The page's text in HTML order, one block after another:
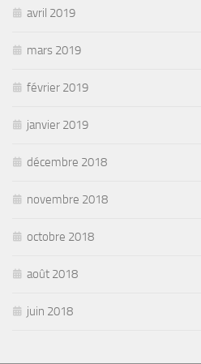
avril 2019
mars 2019
février 2019
janvier 2019
décembre 2018
novembre 2018
octobre 2018
août 2018
juin 2018